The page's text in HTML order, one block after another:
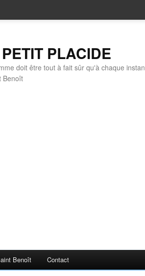
PLACIDE
doit être tout à fait sûr qu'à chaque
Benoît
Benoît Contact